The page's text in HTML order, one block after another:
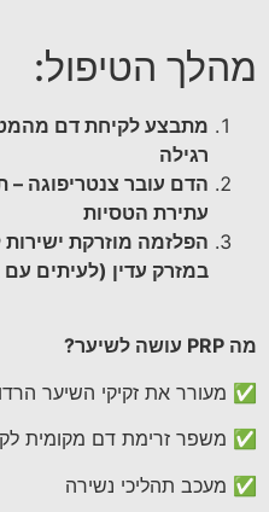
מהלך הטיפול:
מתבצע לקיחת דם
רגילה
הדם עובר צנטריפוגה
עתירת הטסיות
הפלזמה מוזרקת
במזרק עדין (לעיתים
מה עושה לשיער?
✅ מעורר את זקיקי השיער
✅ משפר זרימת דם מקומית
✅ מעכב תהליכי נשירה